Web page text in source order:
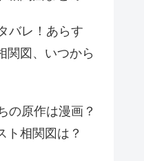
バレ！あらす
関図、いつから
の原作は漫画？
ト相関図は？